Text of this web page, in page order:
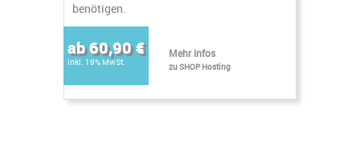
benötigen.
ab 60,90 €
inkl. 19% MwSt.
Mehr infos
zu SHOP Hosting